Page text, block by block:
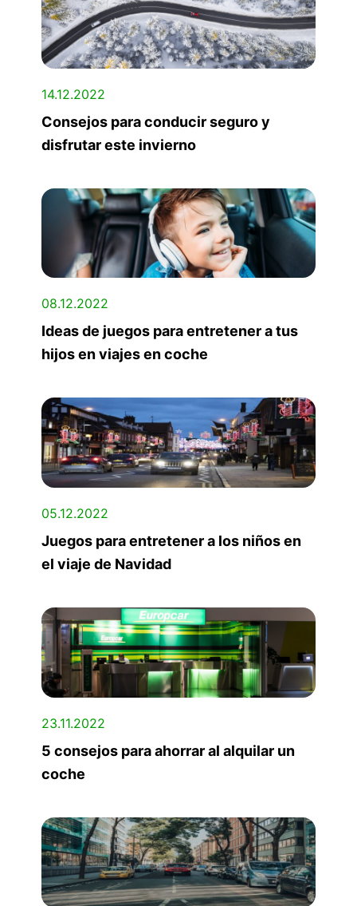
14.12.2022
Consejos para conducir seguro y
disfrutar este invierno
08.12.2022
Ideas de juegos para entretener a tus
hijos en viajes en coche
05.12.2022
Juegos para entretener a los niños en
el viaje de Navidad
23.11.2022
5 consejos para ahorrar al alquilar un
coche